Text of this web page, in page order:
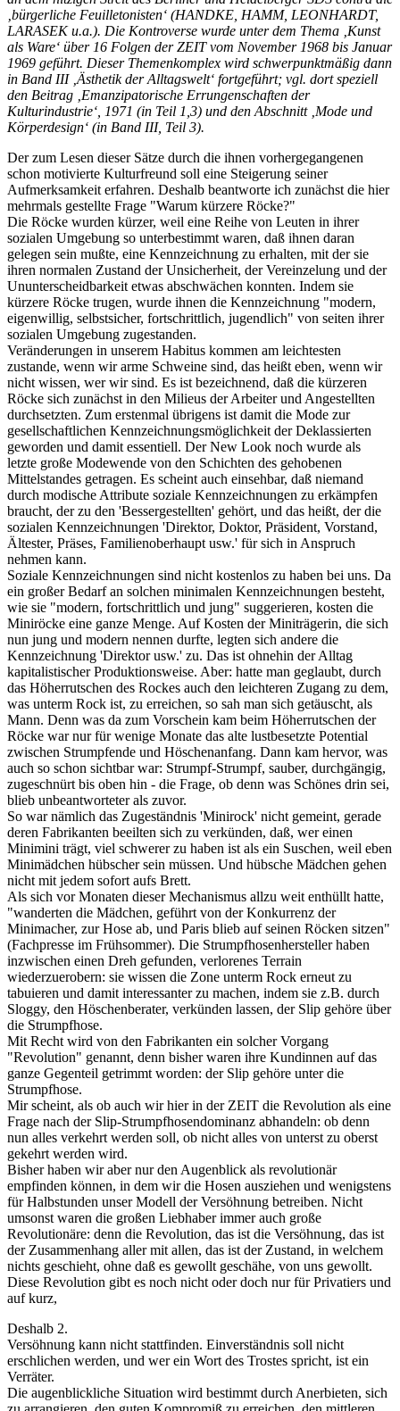
‚bürgerliche Feuilletonisten‘ (HANDKE, HAMM, LEONHARDT,
LARASEK u.a.). Die Kontroverse wurde unter dem Thema ‚Kunst
als Ware‘ über 16 Folgen der ZEIT vom November 1968 bis Januar
1969 geführt. Dieser Themenkomplex wird schwerpunktmäßig dann
in Band III ‚Ästhetik der Alltagswelt‘ fortgeführt; vgl. dort speziell
den Beitrag ‚Emanzipatorische Errungenschaften der
Kulturindustrie‘, 1971 (in Teil 1,3) und den Abschnitt ‚Mode und
Körperdesign‘ (in Band III, Teil 3).
Der zum Lesen dieser Sätze durch die ihnen vorhergegangenen
schon motivierte Kulturfreund soll eine Steigerung seiner
Aufmerksamkeit erfahren. Deshalb beantworte ich zunächst die hier
mehrmals gestellte Frage "Warum kürzere Röcke?"
Die Röcke wurden kürzer, weil eine Reihe von Leuten in ihrer
sozialen Umgebung so unterbestimmt waren, daß ihnen daran
gelegen sein mußte, eine Kennzeichnung zu erhalten, mit der sie
ihren normalen Zustand der Unsicherheit, der Vereinzelung und der
Ununterscheidbarkeit etwas abschwächen konnten. Indem sie
kürzere Röcke trugen, wurde ihnen die Kennzeichnung "modern,
eigenwillig, selbstsicher, fortschrittlich, jugendlich" von seiten ihrer
sozialen Umgebung zugestanden.
Veränderungen in unserem Habitus kommen am leichtesten
zustande, wenn wir arme Schweine sind, das heißt eben, wenn wir
nicht wissen, wer wir sind. Es ist bezeichnend, daß die kürzeren
Röcke sich zunächst in den Milieus der Arbeiter und Angestellten
durchsetzten. Zum erstenmal übrigens ist damit die Mode zur
gesellschaftlichen Kennzeichnungsmöglichkeit der Deklassierten
geworden und damit essentiell. Der New Look noch wurde als
letzte große Modewende von den Schichten des gehobenen
Mittelstandes getragen. Es scheint auch einsehbar, daß niemand
durch modische Attribute soziale Kennzeichnungen zu erkämpfen
braucht, der zu den 'Bessergestellten' gehört, und das heißt, der die
sozialen Kennzeichnungen 'Direktor, Doktor, Präsident, Vorstand,
Ältester, Präses, Familienoberhaupt usw.' für sich in Anspruch
nehmen kann.
Soziale Kennzeichnungen sind nicht kostenlos zu haben bei uns. Da
ein großer Bedarf an solchen minimalen Kennzeichnungen besteht,
wie sie "modern, fortschrittlich und jung" suggerieren, kosten die
Miniröcke eine ganze Menge. Auf Kosten der Miniträgerin, die sich
nun jung und modern nennen durfte, legten sich andere die
Kennzeichnung 'Direktor usw.' zu. Das ist ohnehin der Alltag
kapitalistischer Produktionsweise. Aber: hatte man geglaubt, durch
das Höherrutschen des Rockes auch den leichteren Zugang zu dem,
was unterm Rock ist, zu erreichen, so sah man sich getäuscht, als
Mann. Denn was da zum Vorschein kam beim Höherrutschen der
Röcke war nur für wenige Monate das alte lustbesetzte Potential
zwischen Strumpfende und Höschenanfang. Dann kam hervor, was
auch so schon sichtbar war: Strumpf-Strumpf, sauber, durchgängig,
zugeschnürt bis oben hin - die Frage, ob denn was Schönes drin sei,
blieb unbeantworteter als zuvor.
So war nämlich das Zugeständnis 'Minirock' nicht gemeint, gerade
deren Fabrikanten beeilten sich zu verkünden, daß, wer einen
Minimini trägt, viel schwerer zu haben ist als ein Suschen, weil eben
Minimädchen hübscher sein müssen. Und hübsche Mädchen gehen
nicht mit jedem sofort aufs Brett.
Als sich vor Monaten dieser Mechanismus allzu weit enthüllt hatte,
"wanderten die Mädchen, geführt von der Konkurrenz der
Minimacher, zur Hose ab, und Paris blieb auf seinen Röcken sitzen"
(Fachpresse im Frühsommer). Die Strumpfhosenhersteller haben
inzwischen einen Dreh gefunden, verlorenes Terrain
wiederzuerobern: sie wissen die Zone unterm Rock erneut zu
tabuieren und damit interessanter zu machen, indem sie z.B. durch
Sloggy, den Höschenberater, verkünden lassen, der Slip gehöre über
die Strumpfhose.
Mit Recht wird von den Fabrikanten ein solcher Vorgang
"Revolution" genannt, denn bisher waren ihre Kundinnen auf das
ganze Gegenteil getrimmt worden: der Slip gehöre unter die
Strumpfhose.
Mir scheint, als ob auch wir hier in der ZEIT die Revolution als eine
Frage nach der Slip-Strumpfhosendominanz abhandeln: ob denn
nun alles verkehrt werden soll, ob nicht alles von unterst zu oberst
gekehrt werden wird.
Bisher haben wir aber nur den Augenblick als revolutionär
empfinden können, in dem wir die Hosen ausziehen und wenigstens
für Halbstunden unser Modell der Versöhnung betreiben. Nicht
umsonst waren die großen Liebhaber immer auch große
Revolutionäre: denn die Revolution, das ist die Versöhnung, das ist
der Zusammenhang aller mit allen, das ist der Zustand, in welchem
nichts geschieht, ohne daß es gewollt geschähe, von uns gewollt.
Diese Revolution gibt es noch nicht oder doch nur für Privatiers und
auf kurz,
Deshalb 2.
Versöhnung kann nicht stattfinden. Einverständnis soll nicht
erschlichen werden, und wer ein Wort des Trostes spricht, ist ein
Verräter.
Die augenblickliche Situation wird bestimmt durch Anerbieten, sich